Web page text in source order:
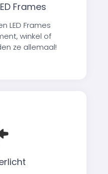
Frames
LED Frames
winkel of
ze allemaal!